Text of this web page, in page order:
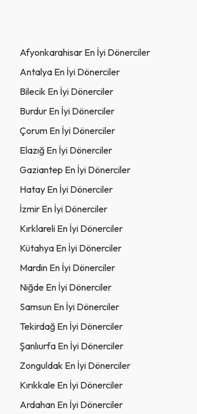
Afyonkarahisar En İyi Dönerciler
Antalya En İyi Dönerciler
Bilecik En İyi Dönerciler
Burdur En İyi Dönerciler
Çorum En İyi Dönerciler
Elazığ En İyi Dönerciler
Gaziantep En İyi Dönerciler
Hatay En İyi Dönerciler
İzmir En İyi Dönerciler
Kırklareli En İyi Dönerciler
Kütahya En İyi Dönerciler
Mardin En İyi Dönerciler
Niğde En İyi Dönerciler
Samsun En İyi Dönerciler
Tekirdağ En İyi Dönerciler
Şanlıurfa En İyi Dönerciler
Zonguldak En İyi Dönerciler
Kırıkkale En İyi Dönerciler
Ardahan En İyi Dönerciler